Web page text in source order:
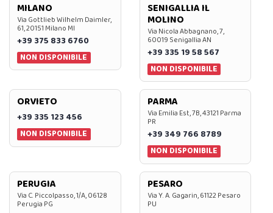
MILANO
Via Gottlieb Wilhelm Daimler,
61, 20151 Milano MI
+39 375 833 6760
NON DISPONIBILE
SENIGALLIA IL
MOLINO
Via Nicola Abbagnano, 7,
60019 Senigallia AN
+39 335 19 58 567
NON DISPONIBILE
ORVIETO
+39 335 123 456
NON DISPONIBILE
PARMA
Via Emilia Est, 7B, 43121 Parma
PR
+39 349 766 8789
NON DISPONIBILE
PERUGIA
Via C. Piccolpasso, 1/A, 06128
Perugia PG
PESARO
Via Y. A. Gagarin, 61122 Pesaro
PU